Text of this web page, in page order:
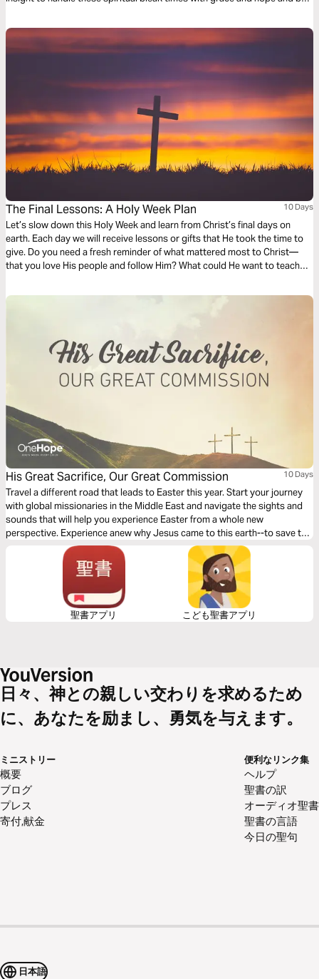
The Final Lessons: A Holy Week Plan 10 Days
Let’s slow down this Holy Week and learn from Christ’s final days on
earth. Each day we will receive lessons or gifts that He took the time to
give. Do you need a fresh reminder of what mattered most to Christ—
that you love His people and follow Him? What could He want to teach
His Great Sacrifice, Our Great Commission 10 Days
Travel a different road that leads to Easter this year. Start your journey
with global missionaries in the Middle East and navigate the sights and
sounds that will help you experience Easter from a whole new
perspective. Experience anew why Jesus came to this earth--to save the
souls of mankind.
聖書アプリ こども聖書アプリ
日々、神との親しい交わりを求めるため
に、あなたを励まし、勇気を与えます。
ミニストリー
概要
ブログ
プレス
寄付,献金
便利なリンク集
ヘルプ
聖書の訳
オーディオ聖書
聖書の言語
今日の聖句
日本語